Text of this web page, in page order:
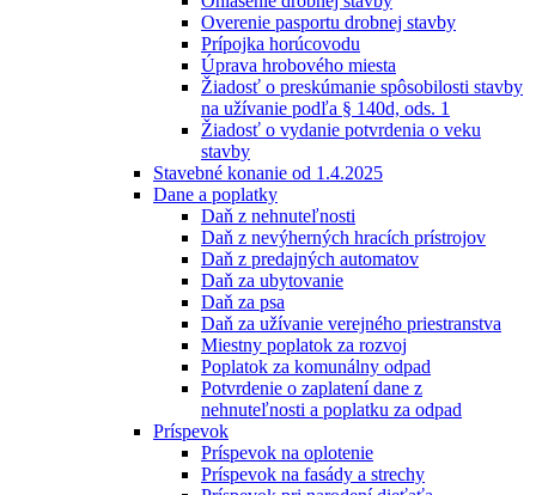
Overenie pasportu drobnej stavby
Prípojka horúcovodu
Úprava hrobového miesta
Žiadosť o preskúmanie spôsobilosti stavby
na užívanie podľa § 140d, ods. 1
Žiadosť o vydanie potvrdenia o veku
stavby
Stavebné konanie od 1.4.2025
Dane a poplatky
Daň z nehnuteľnosti
Daň z nevýherných hracích prístrojov
Daň z predajných automatov
Daň za ubytovanie
Daň za psa
Daň za užívanie verejného priestranstva
Miestny poplatok za rozvoj
Poplatok za komunálny odpad
Potvrdenie o zaplatení dane z
nehnuteľnosti a poplatku za odpad
Príspevok
Príspevok na oplotenie
Príspevok na fasády a strechy